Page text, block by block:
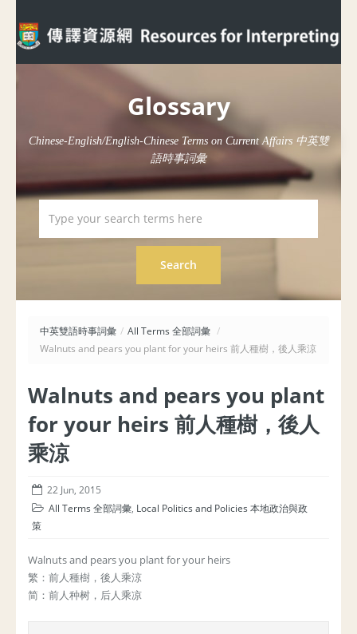
Glossary
Chinese-English/English-Chinese Terms on Current Affairs 中英雙
語時事詞彙
中英雙語時事詞彙 / All Terms 全部詞彙 /
Walnuts and pears you plant for your heirs 前人種樹，後人乘涼
Walnuts and pears you plant
for your heirs 前人種樹，後人
乘涼
22 Jun, 2015
All Terms 全部詞彙, Local Politics and Policies 本地政治與政
策
Walnuts and pears you plant for your heirs
繁：前人種樹，後人乘涼
简：前人种树，后人乘凉